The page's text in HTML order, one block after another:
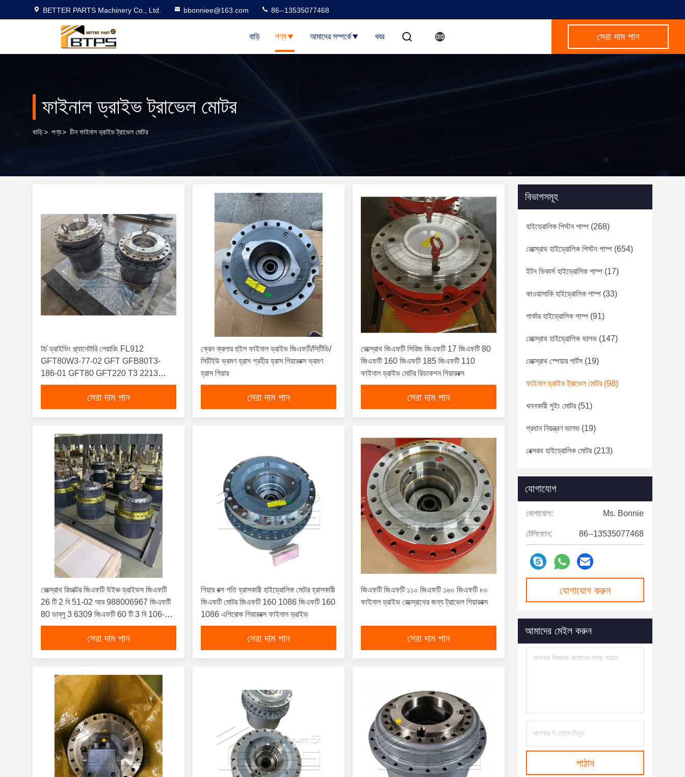
BETTER PARTS Machinery Co., Ltd. bbonniee@163.com 86--13535077468
বাড়ি পণ্য আমাদের সম্পর্কে খবর সেরা দাম পান
ফাইনাল ড্রাইভ ট্রাভেল মোটর
বাড়ি> পণ্য> চীন ফাইনাল ড্রাইভ ট্রাভেল মোটর
টর্চ ড্রাইভিং প্ল্যানেটারি লেয়ারিং FL912
GFT80W3-77-02 GFT GFB80T3-
186-01 GFT80 GFT220 T3 2213
GFT36T3B100-12
সেরা দাম পান
ক্রেন ক্রলার হুইল ফাইনাল ড্রাইভ জিএফটি/সিটিডি/
সিটিইউ ভ্রমণ হ্রাস গ্রহীয় হ্রাস গিয়ারবক্স ভ্রমণ
হ্রাস গিয়ার
সেরা দাম পান
রেক্স্রোথ জিএফটি সিরিজ জিএফটি 17 জিএফটি 80
জিএফটি 160 জিএফটি 185 জিএফটি 110
ফাইনাল ড্রাইভ মোটর রিডাকশন গিয়ারবক্স
সেরা দাম পান
রেক্স্রোথ রিডাক্টর জিএফটি উইঞ্চ ড্রাইভস জিএফটি
26 টি 2 বি 51-02 আর 988006967 জিএফটি
80 ডাব্লু 3 6309 জিএফটি 60 টি 3 বি 106-03
রিডাক্টর ড্রাইভ জিএফটি 26 জিএফটি 80 জিএফটি
সেরা দাম পান
গিয়ার বক্স গতি হ্রাসকারী হাইড্রোলিক মোটর হ্রাসকারী
জিএফটি মোটর জিএফটি 160 1086 জিএফটি 160
1086 এপিরোক গিয়ারবক্স ফাইনাল ড্রাইভ
সেরা দাম পান
জিএফটি জিএফটি ১১০ জিএফটি ১৬০ জিএফটি ৮০
ফাইনাল ড্রাইভ রেক্স্রোথের জন্য ট্রাভেল গিয়ারবক্স
সেরা দাম পান
বিভাগসমূহ
হাইড্রোলিক পিস্টন পাম্প (268)
রেক্স্রোথ হাইড্রোলিক পিস্টন পাম্প (654)
ইটন ভিকার্স হাইড্রোলিক পাম্প (17)
কাওয়াসাকি হাইড্রোলিক পাম্প (33)
পার্কার হাইড্রোলিক পাম্প (91)
রেক্স্রোথ হাইড্রোলিক ভালভ (147)
রেক্স্রোথ স্পেয়ার পার্টস (19)
ফাইনাল ড্রাইভ ট্রাভেল মোটর(98)
খননকারী সুইং মোটর(51)
প্রধান নিয়ন্ত্রণ ভালভ (19)
রেক্সরথ হাইড্রোলিক মোটর(213)
যোগাযোগ
যোগাযোগ: Ms. Bonnie
টেলিফোন: 86--13535077468
যোগাযোগ করুন
আমাদের মেইল ​​করুন
পাঠান